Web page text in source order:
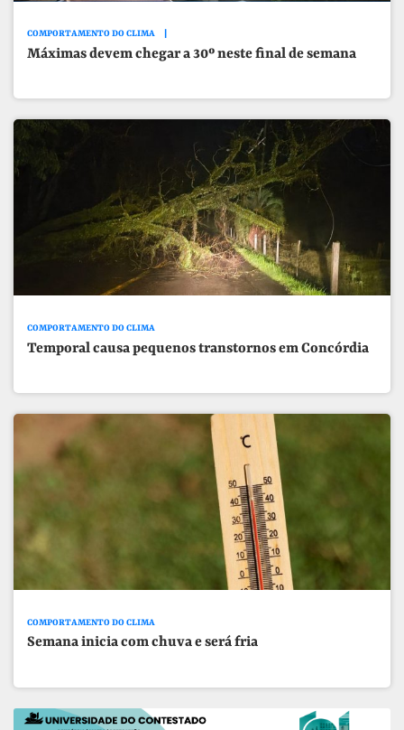
COMPORTAMENTO DO CLIMA
Máximas devem chegar a 30º neste final de semana
COMPORTAMENTO DO CLIMA
Temporal causa pequenos transtornos em Concórdia
COMPORTAMENTO DO CLIMA
Semana inicia com chuva e será fria